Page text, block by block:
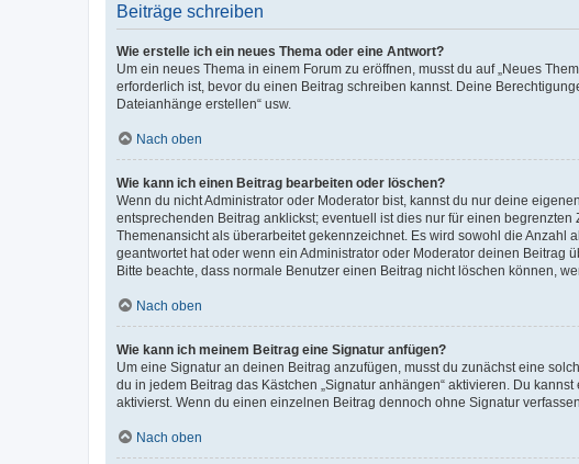
Beiträge schreiben
Wie erstelle ich ein neues Thema oder eine Antwort?
Um ein neues Thema in einem Forum zu eröffnen, musst du auf „Neues
erforderlich ist, bevor du einen Beitrag schreiben kannst. Deine
Dateianhänge erstellen“ usw.
Nach oben
Wie kann ich einen Beitrag bearbeiten oder löschen?
Wenn du nicht Administrator oder Moderator bist, kannst du nur deine
entsprechenden Beitrag anklickst; eventuell ist dies nur für einen
Themenansicht als überarbeitet gekennzeichnet. Es wird sowohl die
geantwortet hat oder wenn ein Administrator oder Moderator deinen Beitrag
Bitte beachte, dass normale Benutzer einen Beitrag nicht löschen können,
Nach oben
Wie kann ich meinem Beitrag eine Signatur anfügen?
Um eine Signatur an deinen Beitrag anzufügen, musst du zunächst eine
du in jedem Beitrag das Kästchen „Signatur anhängen“ aktivieren. Du
aktivierst. Wenn du einen einzelnen Beitrag dennoch ohne Signatur
Nach oben